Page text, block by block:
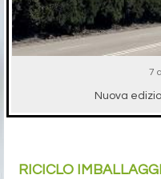
7
Nuova
RICICLO IMBALLAGGI